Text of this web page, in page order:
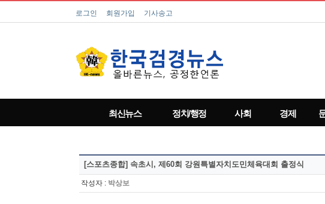
로그인 회원가입 기사송고
최신뉴스 정치/행정 사회 경제
[스포츠종합] 속초시, 제60회 강원특별자치도민체육대회 출정식
작성자 : 박상보